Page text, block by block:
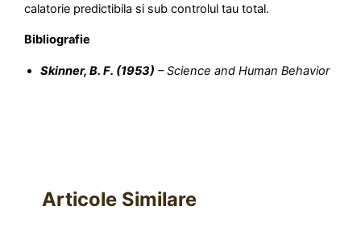
calatorie predictibila si sub controlul tau total.
Bibliografie
Skinner, B. F. (1953) – Science and Human Behavior
Articole Similare